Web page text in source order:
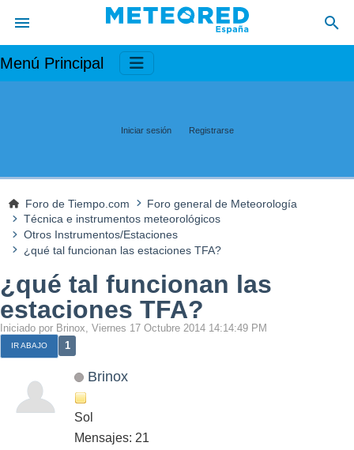
Menú Principal
Iniciar sesión Registrarse
Foro de Tiempo.com
Foro general de Meteorología
Técnica e instrumentos meteorológicos
Otros Instrumentos/Estaciones
¿qué tal funcionan las estaciones TFA?
¿qué tal funcionan las
estaciones TFA?
Iniciado por Brinox, Viernes 17 Octubre 2014 14:14:49 PM
IR ABAJO 1
Brinox
Sol
Mensajes: 21